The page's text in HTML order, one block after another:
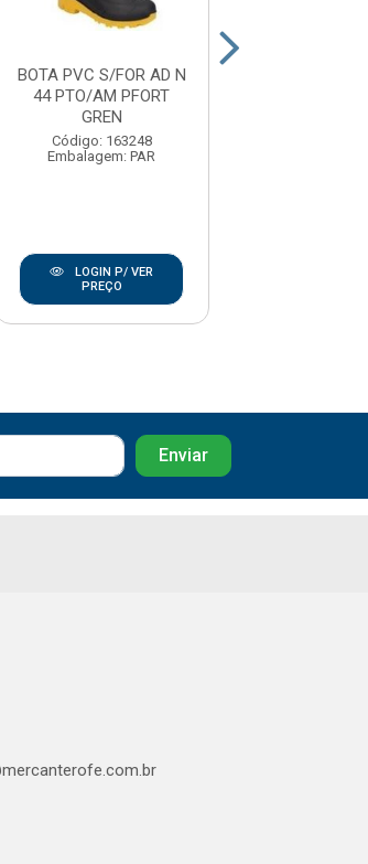
BOTA PVC S/FOR AD N
44 PTO/AM PFORT
GREN
Código: 163248
Embalagem: PAR
LOGIN P/ VER
PREÇO